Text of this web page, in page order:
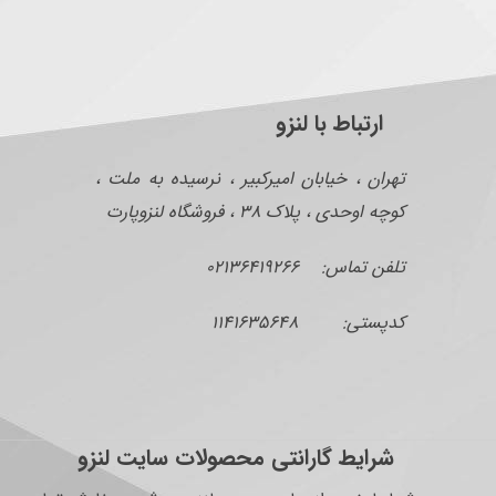
ارتباط با لنزو
تهران ، خیابان امیرکبیر ، نرسیده به ملت ،
کوچه اوحدی ، پلاک ۳۸ ، فروشگاه لنزوپارت
تلفن تماس: ۰۲۱۳۶۴۱۹۲۶۶
کدپستی: ۱۱۴۱۶۳۵۶۴۸
شرایط گارانتی محصولات سایت لنزو